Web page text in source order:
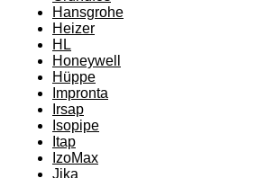
Hansgrohe
Heizer
HL
Honeywell
Hüppe
Impronta
Irsap
Isopipe
Itap
IzoMax
Jika